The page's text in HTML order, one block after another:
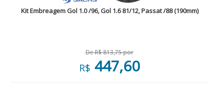
Kit Embreagem Gol 1.0 /96, Gol 1.6 81/12, Passat /88 (190mm)
De R$ 813,75 por
R$ 447,60